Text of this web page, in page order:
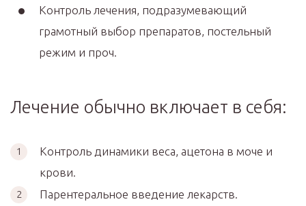
Контроль лечения, подразумевающий
грамотный выбор препаратов, постельный
режим и проч.
Лечение обычно включает в себя:
Контроль динамики веса, ацетона в моче и
крови.
Парентеральное введение лекарств.